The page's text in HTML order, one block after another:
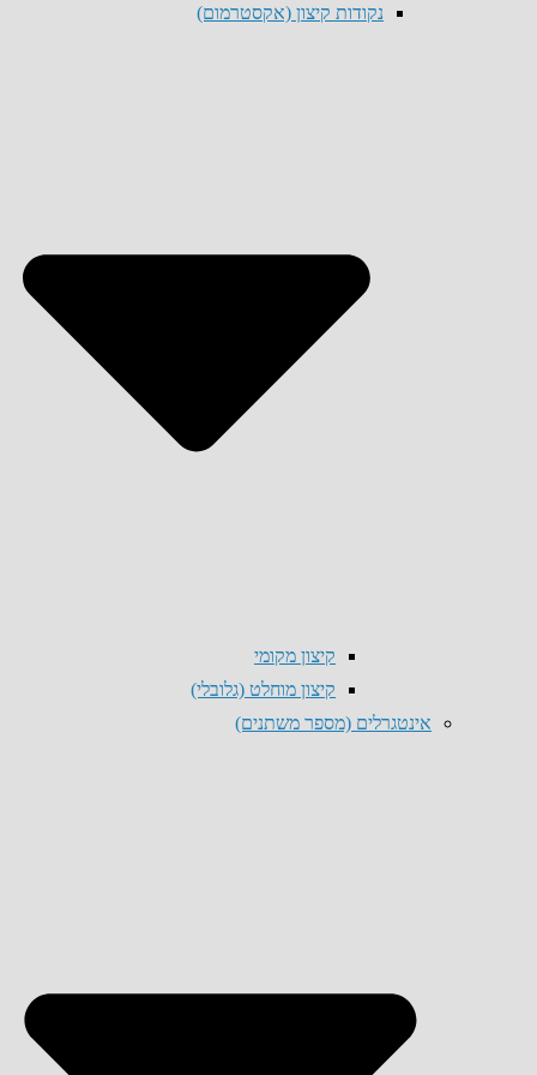
נקודות קיצון (אקסטרמום)
קיצון מקומי
קיצון מוחלט (גלובלי)
אינטגרלים (מספר משתנים)